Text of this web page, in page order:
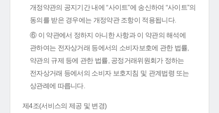
개정약관의 공지기간 내에 “사이트”에 송신하여 “사이트”의
동의를 받은 경우에는 개정약관 조항이 적용됩니다.
⑥ 이 약관에서 정하지 아니한 사항과 이 약관의 해석에
관하여는 전자상거래 등에서의 소비자보호에 관한 법률,
약관의 규제 등에 관한 법률, 공정거래위원회가 정하는
전자상거래 등에서의 소비자 보호지침 및 관계법령 또는
상관례에 따릅니다.
제4조(서비스의 제공 및 변경)